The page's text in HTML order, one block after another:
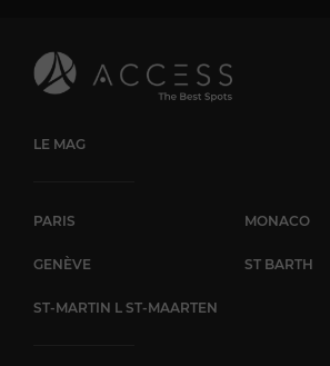
LE MAG
PARIS MONACO
GENÈVE ST BARTH
ST-MARTIN L ST-MAARTEN